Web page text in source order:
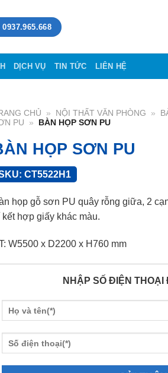
0937.965.668
DỊCH VỤ TIN TỨC LIÊN HỆ
CHỦ » NỘI THẤT VĂN PHÒNG »
PU
» BÀN HỌP SƠN PU
HỌP SƠN PU
CT5522H1
họp gỗ sơn PU quây rỗng giữa, 2
kết hợp giấy khác màu.
W5500 x D2200 x H760 mm
NHẬP SỐ ĐIỆN